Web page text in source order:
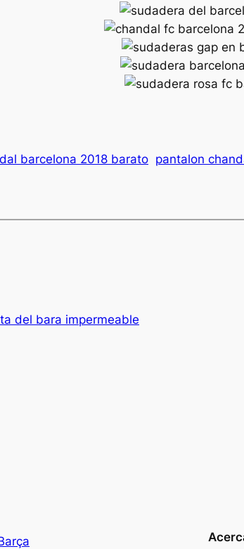
barcelona 2018 barato pantalon
del bara impermeable